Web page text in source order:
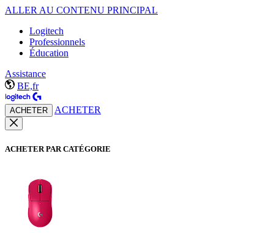
ALLER AU CONTENU PRINCIPAL
Logitech
Professionnels
Éducation
Assistance
BE,fr
ACHETER ACHETER
ACHETER PAR CATÉGORIE